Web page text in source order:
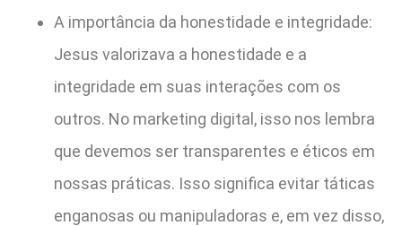
A importância da honestidade e integridade:
Jesus valorizava a honestidade e a
integridade em suas interações com os
outros. No marketing digital, isso nos lembra
que devemos ser transparentes e éticos em
nossas práticas. Isso significa evitar táticas
enganosas ou manipuladoras e, em vez disso,